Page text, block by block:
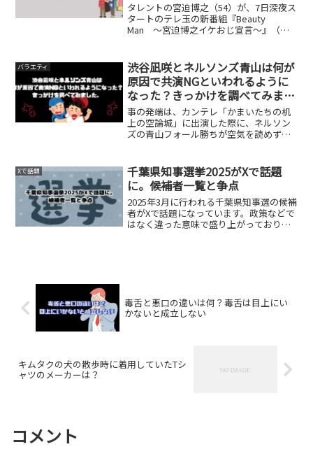
タレントの宮迫博之（54）が、7日深夜ス
タートのテレ玉の新番組『Beauty
Man ～宮迫博之イケおじ宣言～』（深
取材に対して、同局は放送について事実...
バラエティ
渋谷凪咲とネルソンズ青山は何が
原因で共演NGといわれるように
なった？きっかけを調べてみまし
た。
事の発端は、カンテレ「かまいたちの机
上の空論城」に出演した際に、ネルソン
ズの青山フォール勝ちが空気を読めずに
「アイドルが言うのもあれですが、趣旨
を理解していない」と冗談...
Xで話題
千葉県知事選挙2025がXで話題
に。候補者一覧と争点
2025年3月に行われる千葉県知事選の候補
者がXで話題になっています。政策などで
はなく違った意味で盛り上がっておりま
毒舌と悪口の違いは何？毒舌は目上にい
かないと成立しない
キムタクの犬の散歩時に着用していたTシ
ャツのメーカーは？
コメント